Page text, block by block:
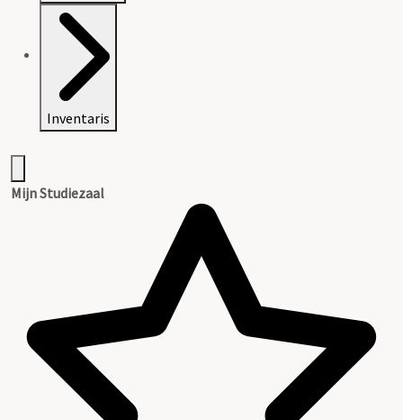
Inventaris
Mijn Studiezaal